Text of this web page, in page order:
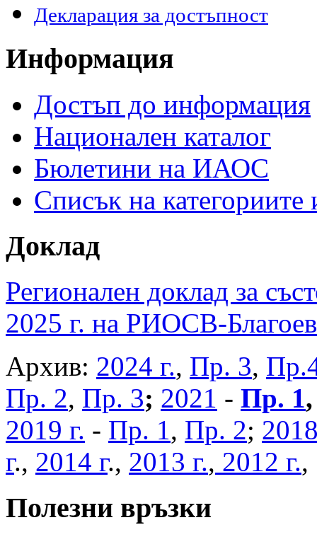
Декларация за достъпност
Информация
Достъп до информация
Национален каталог
Бюлетини на ИАОС
Списък на
Доклад
Регионален доклад за
2025 г. на РИОСВ-
Архив: 2024 г., Пр. 3,
Пр. 2, Пр. 3; 2021 - Пр. 1
2019 г. - Пр. 1, Пр. 2;
г., 2014 г., 2013 г., 2012 г.
Полезни връзки